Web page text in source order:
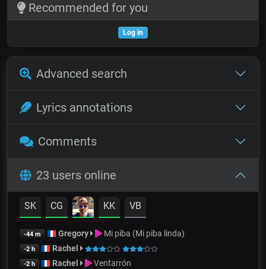
Recommended for you
Log in
Advanced search
Lyrics annotations
Comments
23 users online
SK CG KK VB
-44 m Gregory Mi piba (Mi piba linda)
-2 h Rachel
-2 h Rachel Ventarrón